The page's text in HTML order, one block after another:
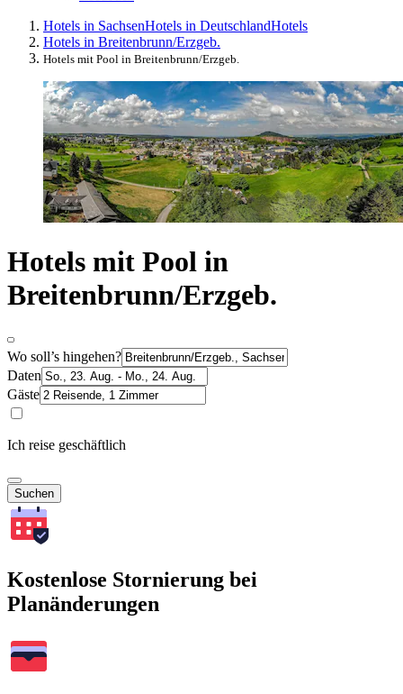
Hotels in SachsenHotels in DeutschlandHotels
Hotels in Breitenbrunn/Erzgeb.
Hotels mit Pool in Breitenbrunn/Erzgeb.
Hotels mit Pool in
Breitenbrunn/Erzgeb.
Wo soll’s hingehen?
Daten
Gäste
Ich reise geschäftlich
Suchen
Kostenlose Stornierung bei
Planänderungen